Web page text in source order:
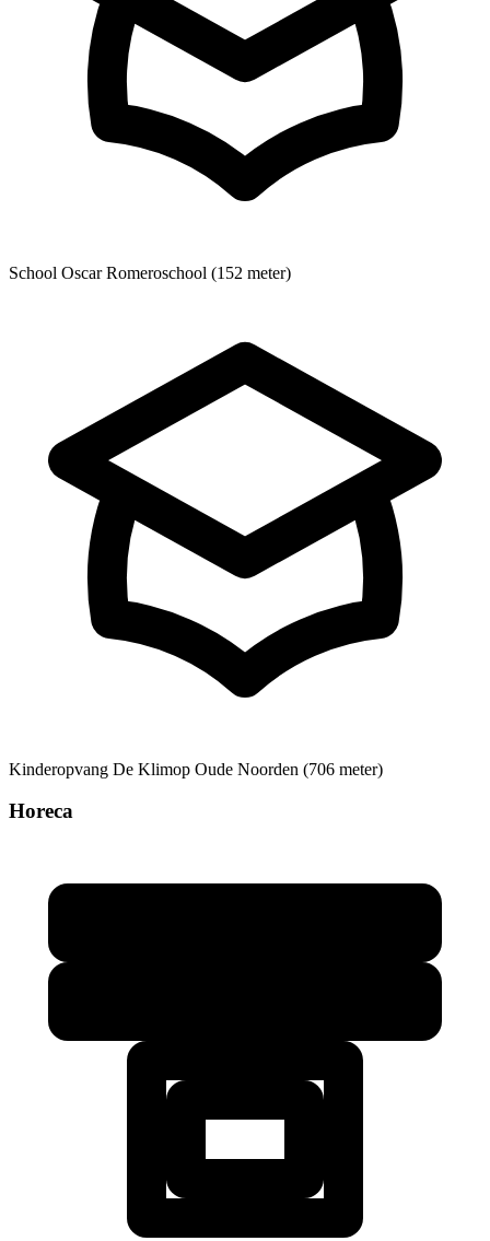
School Oscar Romeroschool (152 meter)
Kinderopvang De Klimop Oude Noorden (706 meter)
Horeca